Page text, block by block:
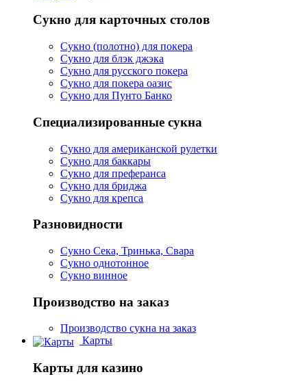
Сукно для карточных столов
Сукно (полотно) для покера
Сукно для блэк джэка
Сукно для русского покера
Сукно для покера оазис
Сукно для Пунто Банко
Специализированные сукна
Сукно для американской рулетки
Сукно для баккары
Сукно для преферанса
Сукно для бриджа
Сукно для крепса
Разновидности
Сукно Сека, Тринька, Свара
Сукно однотонное
Сукно винное
Производство на заказ
Производство сукна на заказ
Карты
Карты для казино